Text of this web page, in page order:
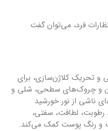
فرد، می‌توان گفت
و تحریک کلاژن‌سازی، برای
و چروک‌های سطحی، شلی و
ناشی از نور خورشید
لطافت، سفتی،
و رنگ پوست کمک می‌کند.